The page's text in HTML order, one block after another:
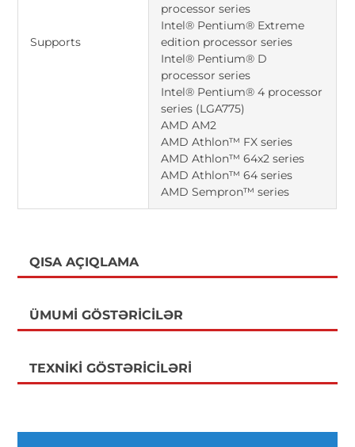
Supports
processor series
Intel® Pentium® Extreme
edition processor series
Intel® Pentium® D
processor series
Intel® Pentium® 4 processor
series (LGA775)
AMD AM2
AMD Athlon™ FX series
AMD Athlon™ 64x2 series
AMD Athlon™ 64 series
AMD Sempron™ series
QISA AÇIQLAMA
ÜMUMI GÖSTƏRICILƏR
TEXNIKI GÖSTƏRICILƏRI